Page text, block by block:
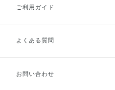
ご利用ガイド
ご利用ガイドトップ
お支払方法
よくある質問
お問い合わせ